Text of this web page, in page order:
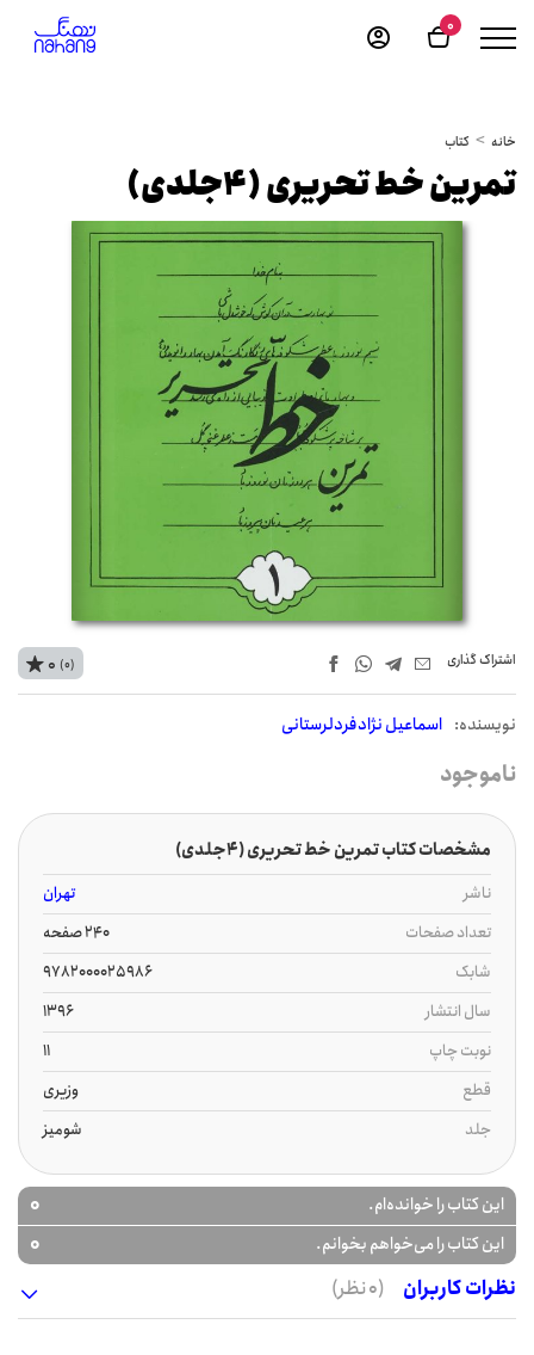
0
خانه کتاب
تمرین خط تحریری (4جلدی)
اشتراک‌ گذاری
نويسنده: اسماعیل نژادفردلرستانی
0 (0)
ناموجود
مشخصات کتاب تمرین خط تحریری (4جلدی)
ناشر
تهران
تعداد صفحات
240 صفحه
شابک
9782000025986
سال انتشار
1396
نوبت چاپ
11
قطع
وزیری
جلد
شومیز
این کتاب را خوانده‌ام. 0
این کتاب را می‌خواهم بخوانم.
0
نظرات کاربران
(0 نظر)